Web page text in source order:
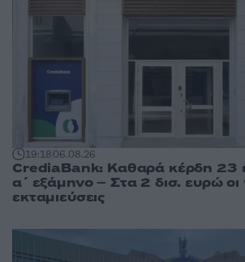
19:1806.08.26
CrediaBank: Καθαρά κέρδη 23
α΄ εξάμηνο – Στα 2 δισ. ευρώ οι
εκταμιεύσεις